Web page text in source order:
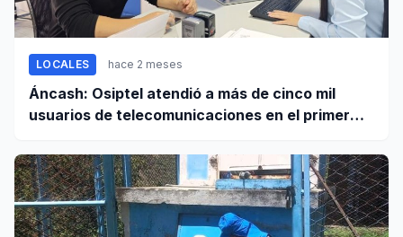
LOCALES hace 2 meses
Áncash: Osiptel atendió a más de cinco mil
usuarios de telecomunicaciones en el primer